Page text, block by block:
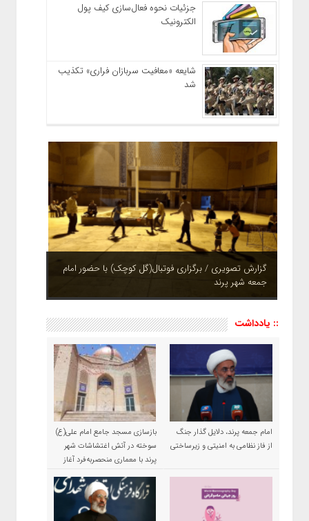
جزئیات نحوه فعال‌سازی کیف پول
الکترونیک
شایعه «معافیت سربازان فراری» تکذیب
شد
چشم نوازی بوستان های شهر پرند در فصل بهار + تصاویر
:: یادداشت
امام جمعه پرند، دلایل گذار جنگ
از فاز نظامی به امنیتی و زیرساختی
بازسازی مسجد جامع امام علی(ع)
سوخته در آتش اغتشاشات شهر
پرند با معماری منحصربه‌فرد آغاز